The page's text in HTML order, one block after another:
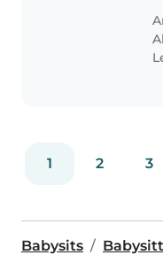
1 2 3
Babysits